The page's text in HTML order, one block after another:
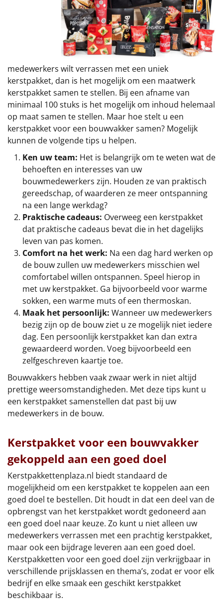
medewerkers wilt verrassen met een uniek
kerstpakket, dan is het mogelijk om een maatwerk
kerstpakket samen te stellen. Bij een afname van
minimaal 100 stuks is het mogelijk om inhoud helemaal
op maat samen te stellen. Maar hoe stelt u een
kerstpakket voor een bouwvakker samen? Mogelijk
kunnen de volgende tips u helpen.
Ken uw team: Het is belangrijk om te weten wat de
behoeften en interesses van uw
bouwmedewerkers zijn. Houden ze van praktisch
gereedschap, of waarderen ze meer ontspanning
na een lange werkdag?
Praktische cadeaus: Overweeg een kerstpakket
dat praktische cadeaus bevat die in het dagelijks
leven van pas komen.
Comfort na het werk: Na een dag hard werken op
de bouw zullen uw medewerkers misschien wel
comfortabel willen ontspannen. Speel hierop in
met uw kerstpakket. Ga bijvoorbeeld voor warme
sokken, een warme muts of een thermoskan.
Maak het persoonlijk: Wanneer uw medewerkers
bezig zijn op de bouw ziet u ze mogelijk niet iedere
dag. Een persoonlijk kerstpakket kan dan extra
gewaardeerd worden. Voeg bijvoorbeeld een
zelfgeschreven kaartje toe.
Bouwvakkers hebben vaak zwaar werk in niet altijd
prettige weersomstandigheden. Met deze tips kunt u
een kerstpakket samenstellen dat past bij uw
medewerkers in de bouw.
Kerstpakket voor een bouwvakker
gekoppeld aan een goed doel
Kerstpakkettenplaza.nl biedt standaard de
mogelijkheid om een kerstpakket te koppelen aan een
goed doel te bestellen. Dit houdt in dat een deel van de
opbrengst van het kerstpakket wordt gedoneerd aan
een goed doel naar keuze. Zo kunt u niet alleen uw
medewerkers verrassen met een prachtig kerstpakket,
maar ook een bijdrage leveren aan een goed doel.
Kerstpakketten voor een goed doel zijn verkrijgbaar in
verschillende prijsklassen en thema’s, zodat er voor elk
bedrijf en elke smaak een geschikt kerstpakket
beschikbaar is.